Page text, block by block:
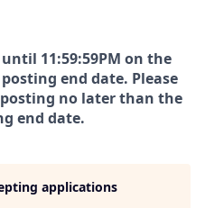
11:59:59PM on the
end date. Please
no later than the
end date.
applications